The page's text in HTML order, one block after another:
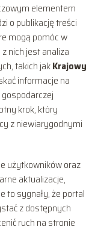
elementem
o publikację treści
mogą pomóc w
nich jest analiza
takich jakKrajowy
informacje na
krok, który
z niewiarygodnymi
użytkowników oraz
aktualizacje,
to sygnały, że portal
z dostępnych
ruch na stronie